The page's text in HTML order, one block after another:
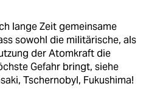
lange Zeit gemeinsame
sowohl die militärische, als
der Atomkraft die
Gefahr bringt, siehe
Tschernobyl, Fukushima!